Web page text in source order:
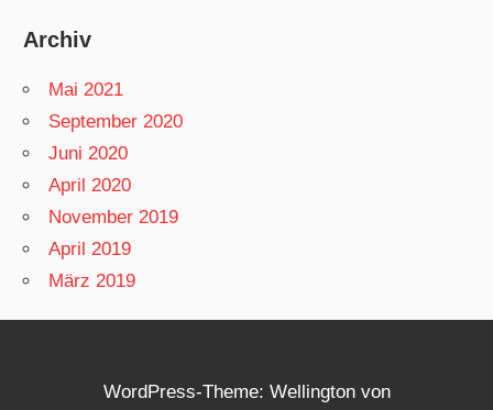
Archiv
Mai 2021
September 2020
Juni 2020
April 2020
November 2019
April 2019
März 2019
WordPress-Theme: Wellington von